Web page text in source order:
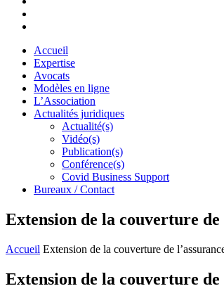
Accueil
Expertise
Avocats
Modèles en ligne
L’Association
Actualités juridiques
Actualité(s)
Vidéo(s)
Publication(s)
Conférence(s)
Covid Business Support
Bureaux / Contact
Extension de la couverture
Accueil Extension de la couverture de
Extension de la couverture